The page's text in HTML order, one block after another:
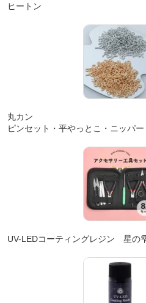
ヒートン
丸カン
ピンセット・平やっとこ・ニッパー
UV-LEDコーティングレジン 星の